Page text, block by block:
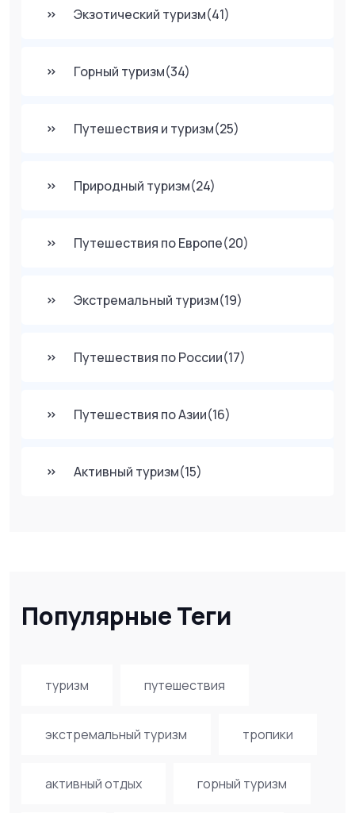
Экзотический туризм(41)
Горный туризм(34)
Путешествия и туризм(25)
Природный туризм(24)
Путешествия по Европе(20)
Экстремальный туризм(19)
Путешествия по России(17)
Путешествия по Азии(16)
Активный туризм(15)
Популярные Теги
туризм путешествия
экстремальный туризм тропики
активный отдых горный туризм